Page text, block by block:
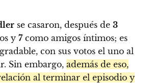
se casaron, después de 3
y 7como amigos íntimos; es
con sus votos el uno al
Sin embargo, además de eso,
al terminar el episodio y